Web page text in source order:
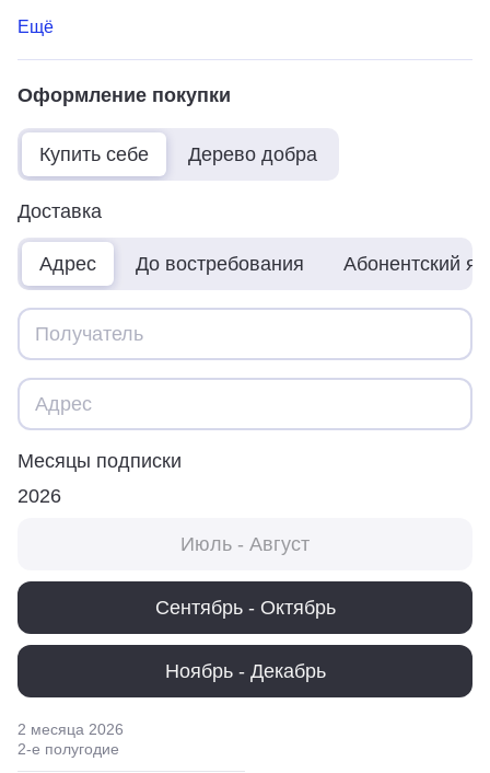
Ещё
Оформление покупки
Купить себе Дерево добра
Доставка
Адрес До востребования Абонентский
Месяцы подписки
2026
Июль - Август
Сентябрь - Октябрь
Ноябрь - Декабрь
2 месяца 2026
2-е полугодие